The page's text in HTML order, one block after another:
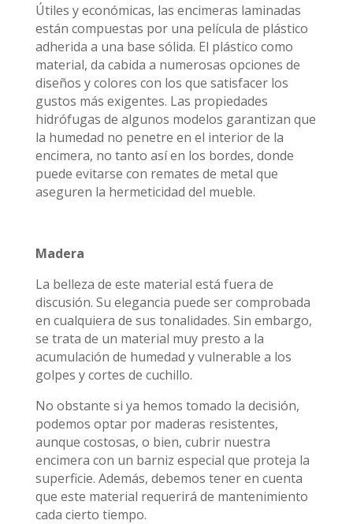
Útiles y económicas, las encimeras laminadas
están compuestas por una película de plástico
adherida a una base sólida. El plástico como
material, da cabida a numerosas opciones de
diseños y colores con los que satisfacer los
gustos más exigentes. Las propiedades
hidrófugas de algunos modelos garantizan que
la humedad no penetre en el interior de la
encimera, no tanto así en los bordes, donde
puede evitarse con remates de metal que
aseguren la hermeticidad del mueble.
Madera
La belleza de este material está fuera de
discusión. Su elegancia puede ser comprobada
en cualquiera de sus tonalidades. Sin embargo,
se trata de un material muy presto a la
acumulación de humedad y vulnerable a los
golpes y cortes de cuchillo.
No obstante si ya hemos tomado la decisión,
podemos optar por maderas resistentes,
aunque costosas, o bien, cubrir nuestra
encimera con un barniz especial que proteja la
superficie. Además, debemos tener en cuenta
que este material requerirá de mantenimiento
cada cierto tiempo.